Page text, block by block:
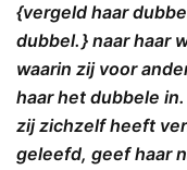
{vergeld haar
dubbel. } naar haar
waarin zij voor
haar het dubbele
zij zichzelf heeft
geleefd, geef haar